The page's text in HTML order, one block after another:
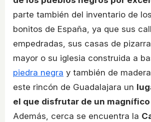
parte también del inventario de
bonitos de España, ya que sus
empedradas, sus casas de
mayor o su iglesia construida a
piedra negra y también de
este rincón de Guadalajara un
el que disfrutar de un
Además, cerca se encuentra la